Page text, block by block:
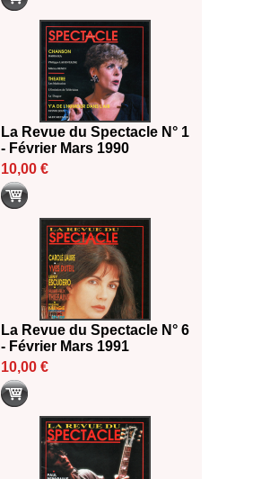
La Revue du Spectacle N° 1
- Février Mars 1990
10,00 €
La Revue du Spectacle N° 6
- Février Mars 1991
10,00 €